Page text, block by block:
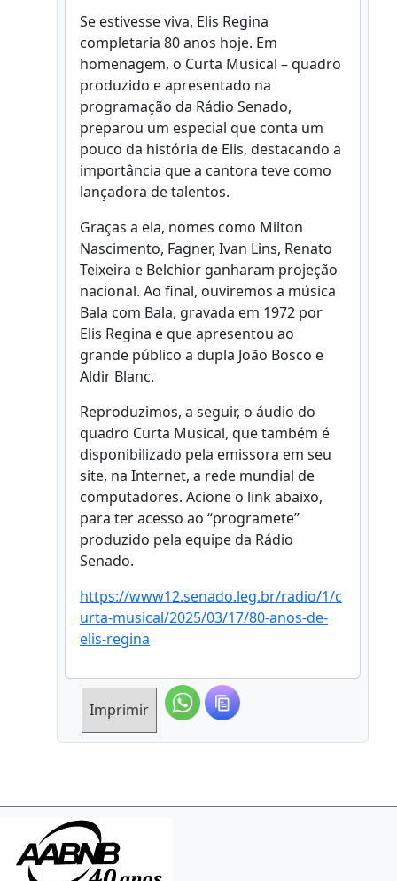
Se estivesse viva, Elis Regina
completaria 80 anos hoje. Em
homenagem, o Curta Musical – quadro
produzido e apresentado na
programação da Rádio Senado,
preparou um especial que conta um
pouco da história de Elis, destacando a
importância que a cantora teve como
lançadora de talentos.
Graças a ela, nomes como Milton
Nascimento, Fagner, Ivan Lins, Renato
Teixeira e Belchior ganharam projeção
nacional. Ao final, ouviremos a música
Bala com Bala, gravada em 1972 por
Elis Regina e que apresentou ao
grande público a dupla João Bosco e
Aldir Blanc.
Reproduzimos, a seguir, o áudio do
quadro Curta Musical, que também é
disponibilizado pela emissora em seu
site, na Internet, a rede mundial de
computadores. Acione o link abaixo,
para ter acesso ao “programete”
produzido pela equipe da Rádio
Senado.
https://www12.senado.leg.br/radio/1/c
urta-musical/2025/03/17/80-anos-de-
elis-regina
Imprimir